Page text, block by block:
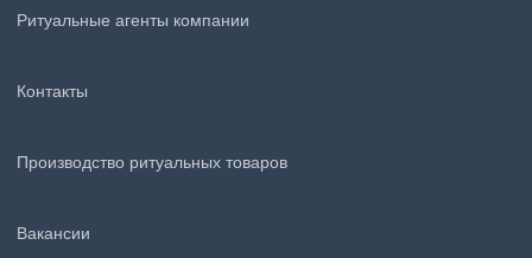
Ритуальные агенты компании
Контакты
Производство ритуальных товаров
Вакансии